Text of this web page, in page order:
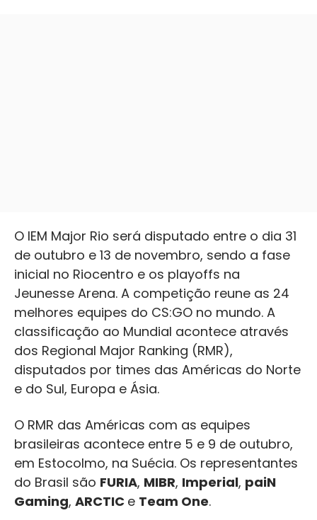
O IEM Major Rio será disputado entre o dia 31
de outubro e 13 de novembro, sendo a fase
inicial no Riocentro e os playoffs na
Jeunesse Arena. A competição reune as 24
melhores equipes do CS:GO no mundo. A
classificação ao Mundial acontece através
dos Regional Major Ranking (RMR),
disputados por times das Américas do Norte
e do Sul, Europa e Ásia.
O RMR das Américas com as equipes
brasileiras acontece entre 5 e 9 de outubro,
em Estocolmo, na Suécia. Os representantes
do Brasil são FURIA, MIBR, Imperial, paiN
Gaming, ARCTIC e Team One.